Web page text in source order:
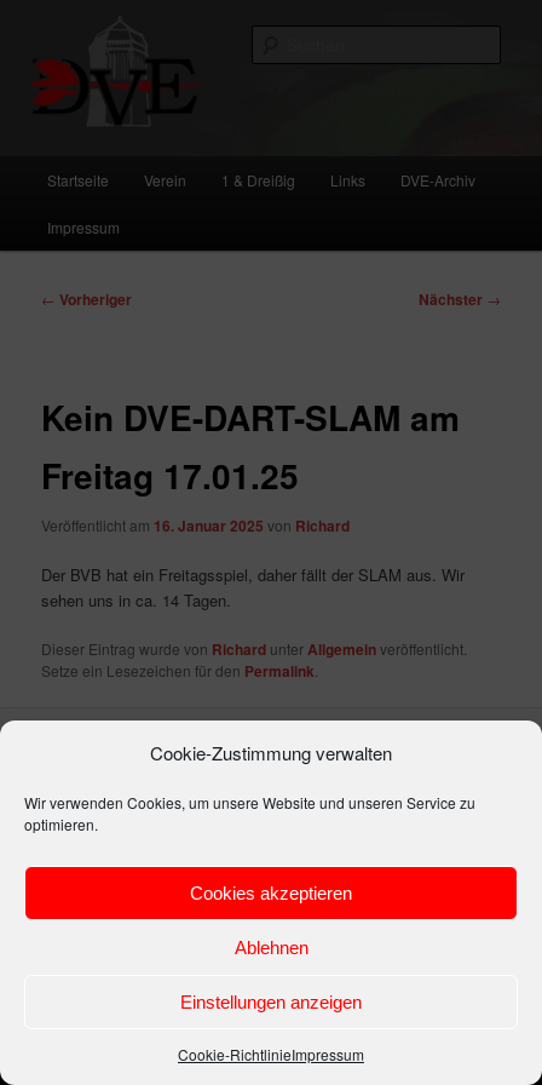
Cookie-Zustimmung verwalten
Wir verwenden Cookies, um unsere Website und unseren Service zu
optimieren.
Cookies akzeptieren
Ablehnen
Einstellungen anzeigen
Cookie-RichtlinieImpressum
Inhalt
springenDVE
Startseite Verein 1 & Dreißig Links DVE-Archiv
Impressum
Beitragsnavigation
← Vorheriger Nächster →
Kein DVE-DART-SLAM am
Freitag 17.01.25
Veröffentlicht am 16. Januar 2025 von Richard
Der BVB hat ein Freitagsspiel, daher fällt der SLAM aus. Wir
sehen uns in ca. 14 Tagen.
Dieser Eintrag wurde von Richard unterAllgemeinveröffentlicht.
Setze ein Lesezeichen für den Permalink
Impressum Stolz präsentiert von WordPress